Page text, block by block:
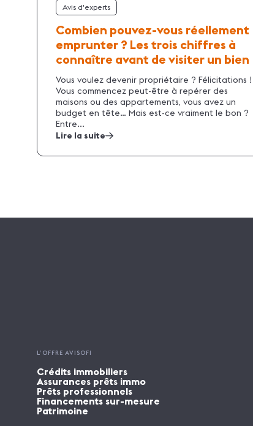
Avis d'experts
Combien pouvez-vous réellement
emprunter ? Les trois chiffres à
connaître avant de visiter un bien
Vous voulez devenir propriétaire ? Félicitations !
Vous commencez peut-être à repérer des
maisons ou des appartements, vous avez un
budget en tête… Mais est-ce vraiment le bon ?
Entre...
Lire la suite
L’OFFRE AVISOFI
Crédits immobiliers
Assurances prêts immo
Prêts professionnels
Financements sur-mesure
Patrimoine